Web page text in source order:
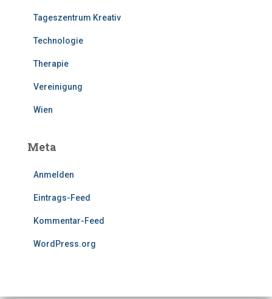
Tageszentrum Kreativ
Technologie
Therapie
Vereinigung
Wien
Meta
Anmelden
Eintrags-Feed
Kommentar-Feed
WordPress.org